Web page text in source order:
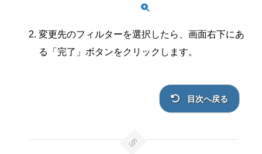
変更先のフィルターを選択したら、画面右下にあ
る「完了」ボタンをクリックします。
目次へ戻る